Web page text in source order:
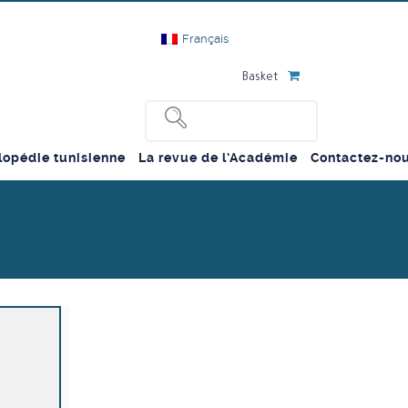
Français
Basket
tunisienne La revue de l’Académie Contactez-